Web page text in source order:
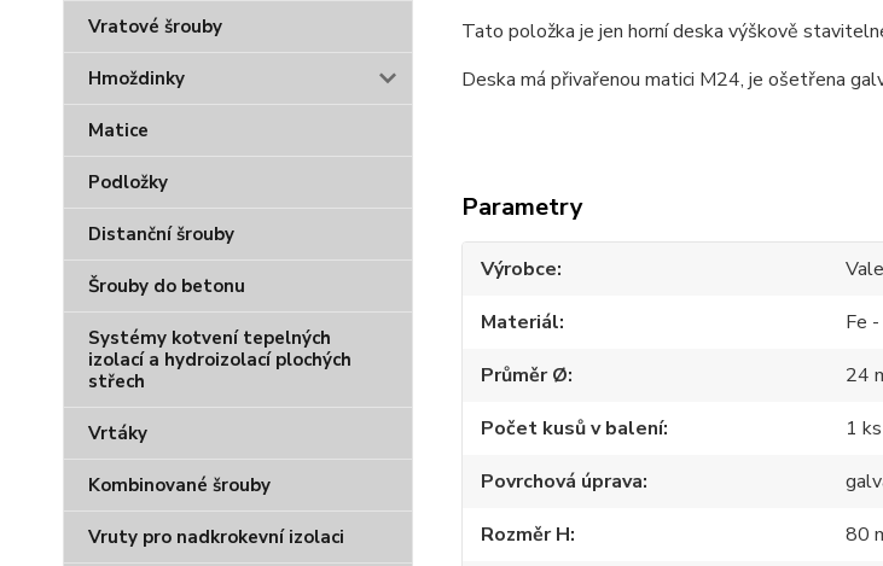
Vratové šrouby
Hmoždinky
Matice
Podložky
Distanční šrouby
Šrouby do betonu
Systémy kotvení tepelných
izolací a hydroizolací plochých
střech
Vrtáky
Kombinované šrouby
Vruty pro nadkrokevní izolaci
Tato položka je jen horní deska výškově
Deska má přivařenou matici M24, je ošetřena
Parametry
Výrobce
Materiál
Fe
Průměr Ø
24
Počet kusů v balení
1 ks
Povrchová úprava
Rozměr H
80